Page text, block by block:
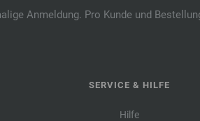
Anmeldung. Pro Kunde und
SERVICE & HILFE
Hilfe